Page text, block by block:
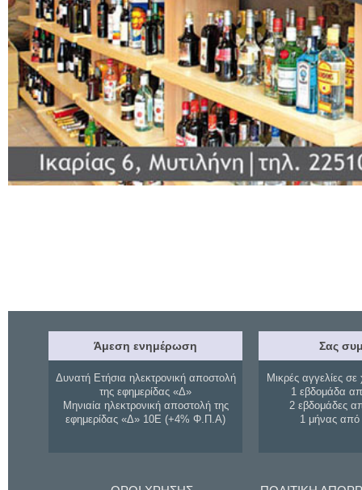
Άμεση ενημέρωση
Δυνατή Ετήσια ηλεκτρονική αποστολή
της εφημερίδας «Δ»
Μηνιαία ηλεκτρονική αποστολή της
εφημερίδας «Δ» 10Ε (+4% Φ.Π.Α)
Σας
Μικρές αγγελίες σε
1 εβδομάδα
2 εβδομάδες
1 μήνας